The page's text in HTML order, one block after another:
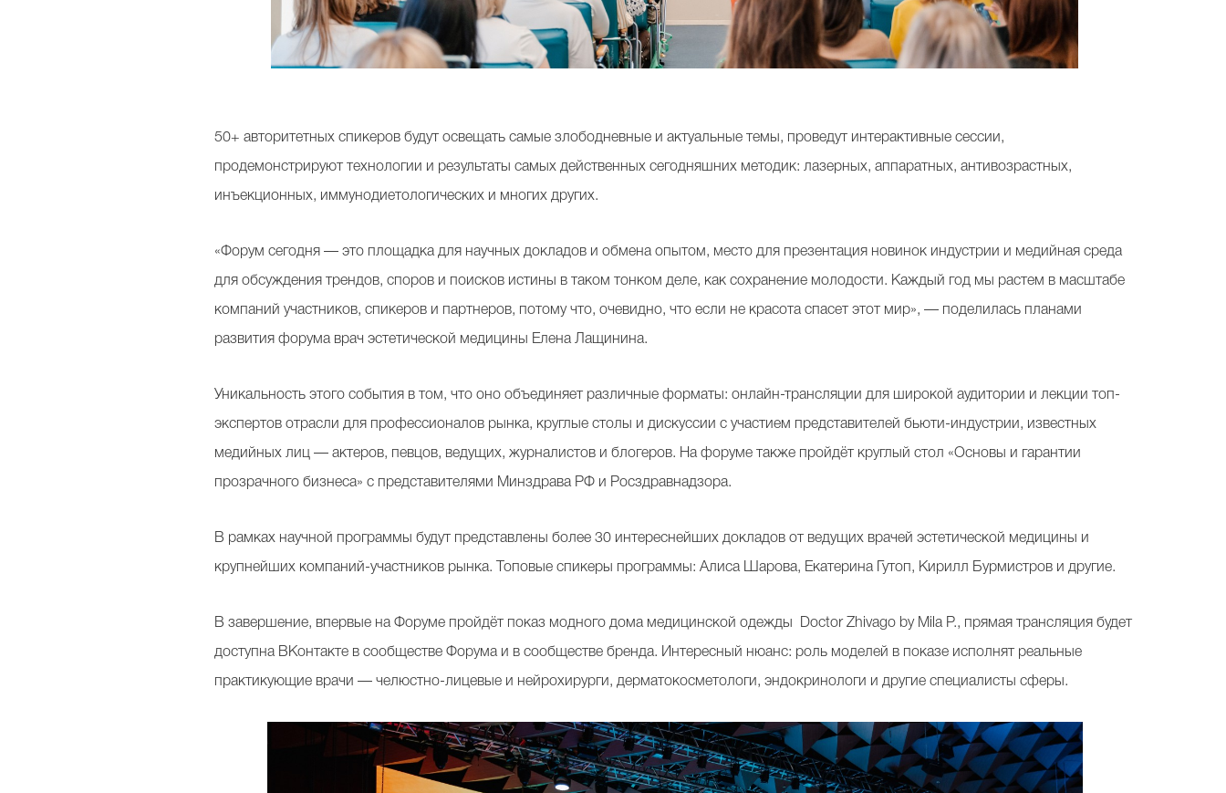
50+ авторитетных спикеров будут освещать самые злободневные и актуальные темы, проведут интерактивные сессии,
продемонстрируют технологии и результаты самых действенных сегодняшних методик: лазерных, аппаратных, антивозрастных,
инъекционных, иммунодиетологических и многих других.
«Форум сегодня — это площадка для научных докладов и обмена опытом, место для презентация новинок индустрии и медийная среда
для обсуждения трендов, споров и поисков истины в таком тонком деле, как сохранение молодости. Каждый год мы растем в масштабе
компаний участников, спикеров и партнеров, потому что, очевидно, что если не красота спасет этот мир», — поделилась планами
развития форума врач эстетической медицины Елена Лащинина.
Уникальность этого события в том, что оно объединяет различные форматы: онлайн-трансляции для широкой аудитории и лекции топ-
экспертов отрасли для профессионалов рынка, круглые столы и дискуссии с участием представителей бьюти-индустрии, известных
медийных лиц — актеров, певцов, ведущих, журналистов и блогеров. На форуме также пройдёт круглый стол «Основы и гарантии
прозрачного бизнеса» с представителями Минздрава РФ и Росздравнадзора.
В рамках научной программы будут представлены более 30 интереснейших докладов от ведущих врачей эстетической медицины и
крупнейших компаний-участников рынка. Топовые спикеры программы: Алиса Шарова, Екатерина Гутоп, Кирилл Бурмистров и другие.
В завершение, впервые на Форуме пройдёт показ модного дома медицинской одежды Doctor Zhivago by Mila P., прямая трансляция будет
доступна ВКонтакте в сообществе Форума и в сообществе бренда. Интересный нюанс: роль моделей в показе исполнят реальные
практикующие врачи — челюстно-лицевые и нейрохирурги, дерматокосметологи, эндокринологи и другие специалисты сферы.